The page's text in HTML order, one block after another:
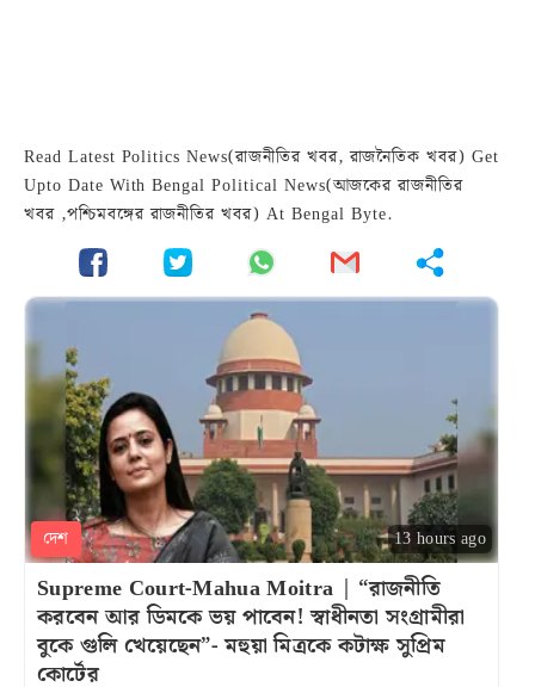
Read Latest Politics News(রাজনীতির খবর, রাজনৈতিক খবর) Get
Upto Date With Bengal Political News(আজকের রাজনীতির
খবর ,পশ্চিমবঙ্গের রাজনীতির খবর) At Bengal Byte.
দেশ 13 hours ago
Supreme Court-Mahua Moitra | “রাজনীতি
করবেন আর ডিমকে ভয় পাবেন! স্বাধীনতা সংগ্রামীরা
বুকে গুলি খেয়েছেন”- মহুয়া মিত্রকে কটাক্ষ সুপ্রিম
কোর্টের